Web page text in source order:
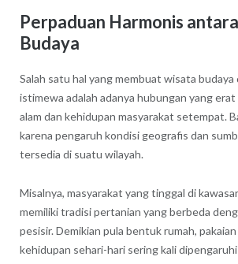
Perpaduan Harmonis
Budaya
Salah satu hal yang membuat wisata budaya
istimewa adalah adanya hubungan yang
alam dan kehidupan masyarakat setempat.
karena pengaruh kondisi geografis dan
tersedia di suatu wilayah.
Misalnya, masyarakat yang tinggal di
memiliki tradisi pertanian yang berbeda
pesisir. Demikian pula bentuk rumah,
kehidupan sehari-hari sering kali